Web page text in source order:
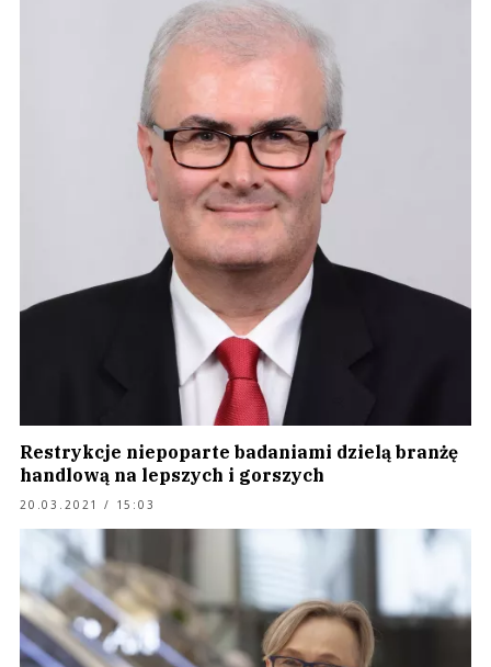
Restrykcje niepoparte badaniami dzielą branżę
handlową na lepszych i gorszych
20.03.2021 / 15:03